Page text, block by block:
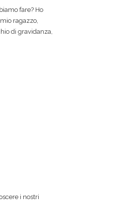
fare? Ho
ragazzo,
di gravidanza,
i nostri